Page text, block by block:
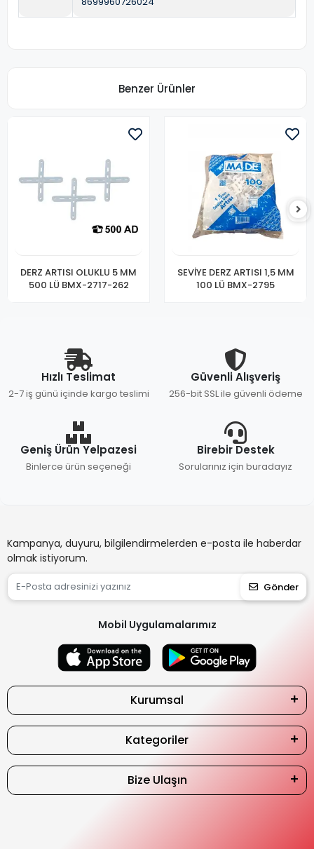
Benzer Ürünler
DERZ ARTISI OLUKLU 5 MM
500 LÜ BMX-2717-262
SEVİYE DERZ ARTISI 1,5 MM
100 LÜ BMX-2795
Hızlı Teslimat
2-7 iş günü içinde kargo teslimi
Güvenli Alışveriş
256-bit SSL ile güvenli ödeme
Geniş Ürün Yelpazesi
Binlerce ürün seçeneği
Birebir Destek
Sorularınız için buradayız
Kampanya, duyuru, bilgilendirmelerden e-posta ile haberdar
olmak istiyorum.
Gönder
Mobil Uygulamalarımız
Kurumsal
Kategoriler
Bize Ulaşın